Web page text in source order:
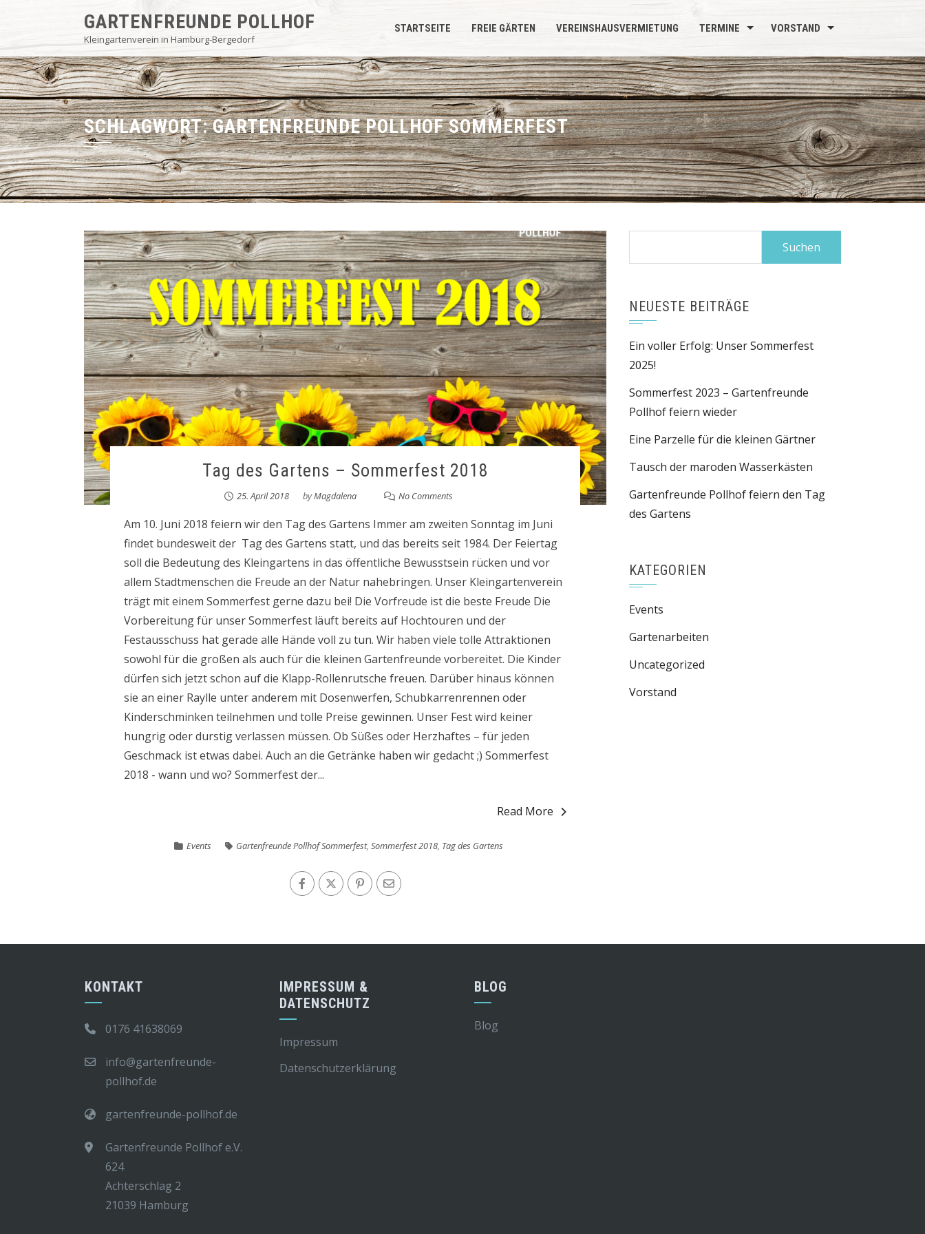
GARTENFREUNDE POLLHOF
Kleingartenverein in Hamburg-Bergedorf
STARTSEITE FREIE GÄRTEN VEREINSHAUSVERMIETUNG TERMINE VORSTAND
SCHLAGWORT:GARTENFREUNDE POLLHOF SOMMERFEST
Tag des Gartens – Sommerfest 2018
25. April 2018 byMagdalena No Comments
Am 10. Juni 2018 feiern wir den Tag des Gartens Immer am zweiten Sonntag im Juni
findet bundesweit der Tag des Gartens statt, und das bereits seit 1984. Der Feiertag
soll die Bedeutung des Kleingartens in das öffentliche Bewusstsein rücken und vor
allem Stadtmenschen die Freude an der Natur nahebringen. Unser Kleingartenverein
trägt mit einem Sommerfest gerne dazu bei! Die Vorfreude ist die beste Freude Die
Vorbereitung für unser Sommerfest läuft bereits auf Hochtouren und der
Festausschuss hat gerade alle Hände voll zu tun. Wir haben viele tolle Attraktionen
sowohl für die großen als auch für die kleinen Gartenfreunde vorbereitet. Die Kinder
dürfen sich jetzt schon auf die Klapp-Rollenrutsche freuen. Darüber hinaus können
sie an einer Raylle unter anderem mit Dosenwerfen, Schubkarrenrennen oder
Kinderschminken teilnehmen und tolle Preise gewinnen. Unser Fest wird keiner
hungrig oder durstig verlassen müssen. Ob Süßes oder Herzhaftes – für jeden
Geschmack ist etwas dabei. Auch an die Getränke haben wir gedacht ;) Sommerfest
2018 - wann und wo? Sommerfest der...
Read More
Events Gartenfreunde Pollhof Sommerfest, Sommerfest 2018, Tag des Gartens
NEUESTE BEITRÄGE
Ein voller Erfolg: Unser Sommerfest
2025!
Sommerfest 2023 – Gartenfreunde
Pollhof feiern wieder
Eine Parzelle für die kleinen Gärtner
Tausch der maroden Wasserkästen
Gartenfreunde Pollhof feiern den Tag
des Gartens
KATEGORIEN
Events
Gartenarbeiten
Uncategorized
Vorstand
KONTAKT
0176 41638069
info@gartenfreunde-
pollhof.de
gartenfreunde-pollhof.de
Gartenfreunde Pollhof e.V.
624
Achterschlag 2
21039 Hamburg
IMPRESSUM &
DATENSCHUTZ
Impressum
Datenschutzerklärung
BLOG
Blog